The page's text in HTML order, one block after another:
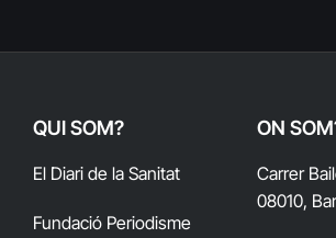
QUI SOM?
El Diari de la Sanitat
Fundació Periodisme
ON
Carrer
08010,